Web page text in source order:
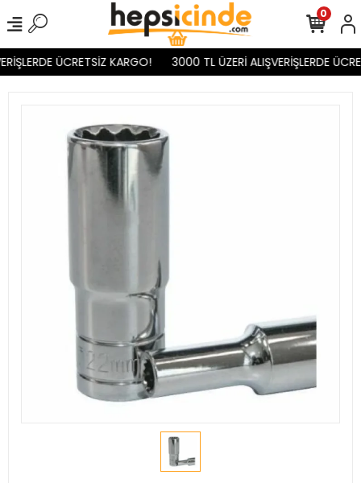
ÜCRETSİZ KARGO! 3000 TL ÜZERİ ALIŞVERİŞLERDE
0